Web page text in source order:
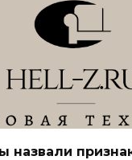
назвали